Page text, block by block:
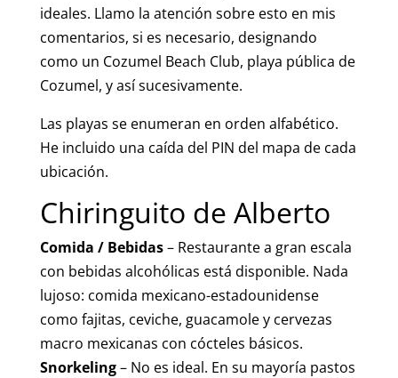
ideales. Llamo la atención sobre esto en mis
comentarios, si es necesario, designando
como un Cozumel Beach Club, playa pública de
Cozumel, y así sucesivamente.
Las playas se enumeran en orden alfabético.
He incluido una caída del PIN del mapa de cada
ubicación.
Chiringuito de Alberto
Comida / Bebidas– Restaurante a gran escala
con bebidas alcohólicas está disponible. Nada
lujoso: comida mexicano-estadounidense
como fajitas, ceviche, guacamole y cervezas
macro mexicanas con cócteles básicos.
Snorkeling– No es ideal. En su mayoría pastos